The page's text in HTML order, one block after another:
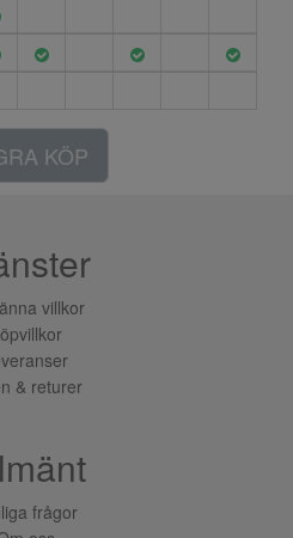
KÖP
villkor
& returer
frågor